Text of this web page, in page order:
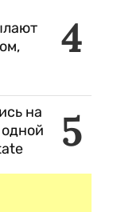
4
5
на